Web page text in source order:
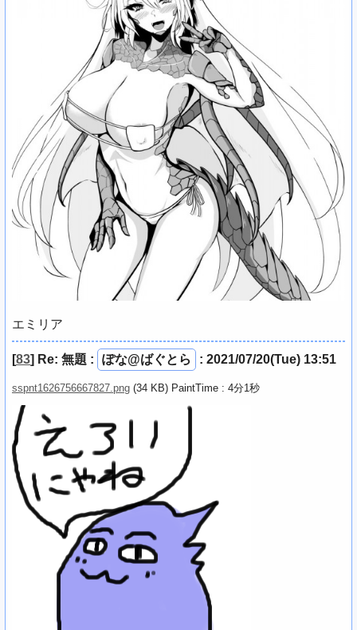
エミリア
[83] Re: 無題 : ぽな@ばぐとら : 2021/07/20(Tue) 13:51
sspnt1626756667827.png (34 KB) PaintTime : 4分1秒